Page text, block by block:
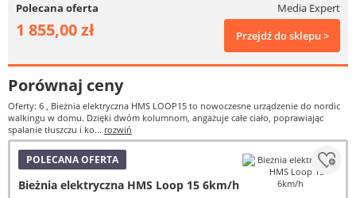
Polecana oferta Media Expert
1 855,00 zł Przejdź do sklepu >
Porównaj ceny
Oferty: 6 , Bieżnia elektryczna HMS LOOP15 to nowoczesne urządzenie do nordic
walkingu w domu. Dzięki dwóm kolumnom, angażuje całe ciało, poprawiając
spalanie tłuszczu i ko... rozwiń
POLECANA OFERTA
Bieżnia elektryczna HMS Loop 15 6km/h